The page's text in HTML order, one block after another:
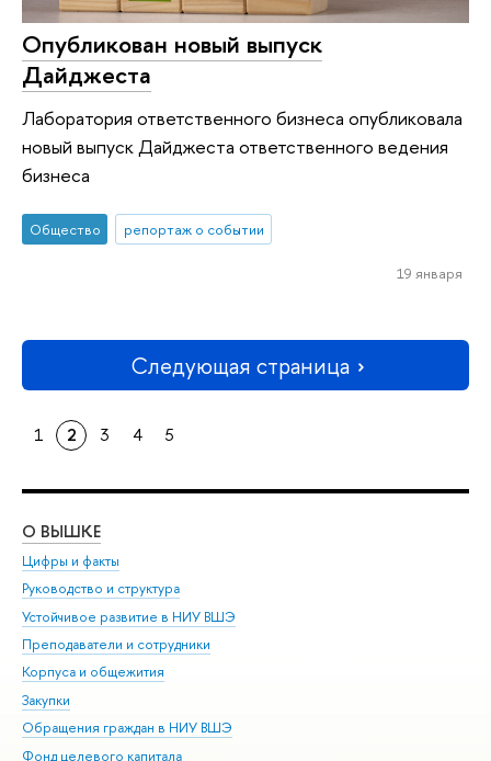
Опубликован новый выпуск
Дайджеста
Лаборатория ответственного бизнеса опубликовала
новый выпуск Дайджеста ответственного ведения
бизнеса
Общество репортаж о событии
19 января
Следующая страница
1 2 3 4 5
О ВЫШКЕ
Цифры и факты
Руководство и структура
Устойчивое развитие в НИУ ВШЭ
Преподаватели и сотрудники
Корпуса и общежития
Закупки
Обращения граждан в НИУ ВШЭ
Фонд целевого капитала